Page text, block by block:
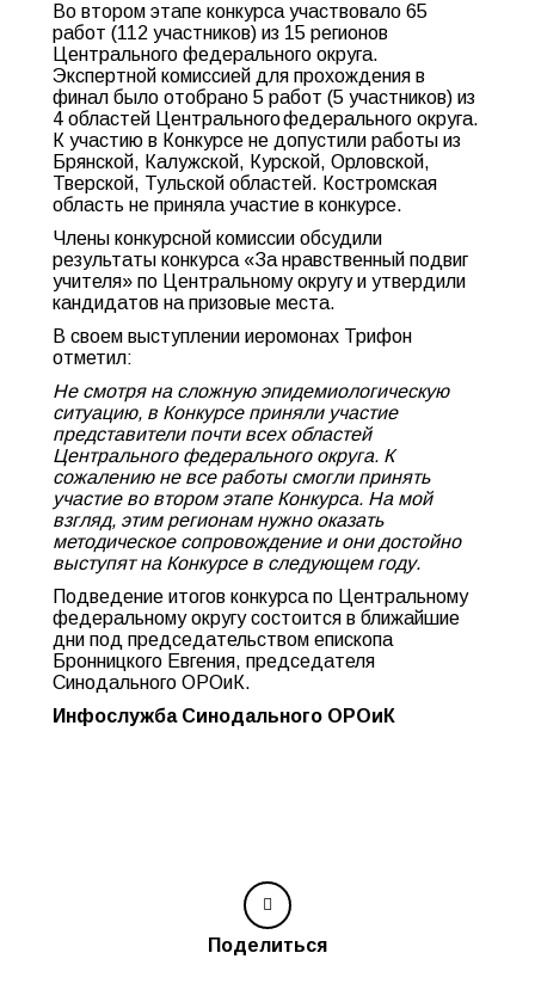
Во втором этапе конкурса участвовало 65
работ (112 участников) из 15 регионов
Центрального федерального округа.
Экспертной комиссией для прохождения в
финал было отобрано 5 работ (5 участников) из
4 областей Центрального федерального округа.
К участию в Конкурсе не допустили работы из
Брянской, Калужской, Курской, Орловской,
Тверской, Тульской областей. Костромская
область не приняла участие в конкурсе.
Члены конкурсной комиссии обсудили
результаты конкурса «За нравственный подвиг
учителя» по Центральному округу и утвердили
кандидатов на призовые места.
В своем выступлении иеромонах Трифон
отметил:
Не смотря на сложную эпидемиологическую
ситуацию, в Конкурсе приняли участие
представители почти всех областей
Центрального федерального округа. К
сожалению не все работы смогли принять
участие во втором этапе Конкурса. На мой
взгляд, этим регионам нужно оказать
методическое сопровождение и они достойно
выступят на Конкурсе в следующем году.
Подведение итогов конкурса по Центральному
федеральному округу состоится в ближайшие
дни под председательством епископа
Бронницкого Евгения, председателя
Синодального ОРОиК.
Инфослужба Синодального ОРОиК
Поделиться